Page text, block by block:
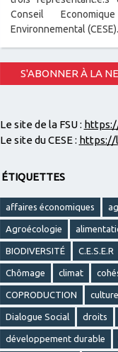
Conseil
Environnemental (CESE).
S'ABONNER À LA
Le site de la FSU :
Le site du CESE : https://
ÉTIQUETTES
affaires économiques
Agroécologie
BIODIVERSITÉ C.E.S.E.R
Chômage climat
COPRODUCTION culture
Dialogue Social droits
développement durable